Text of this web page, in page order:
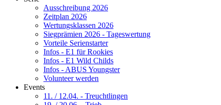
Ausschreibung 2026
Zeitplan 2026
Wertungsklassen 2026
Siegprämien 2026 - Tageswertung
Vorteile Serienstarter
Infos - E1 für Rookies
Infos - E1 Wild Childs
Infos - ABUS Youngster
Volunteer werden
Events
11. / 12.04. - Treuchtlingen